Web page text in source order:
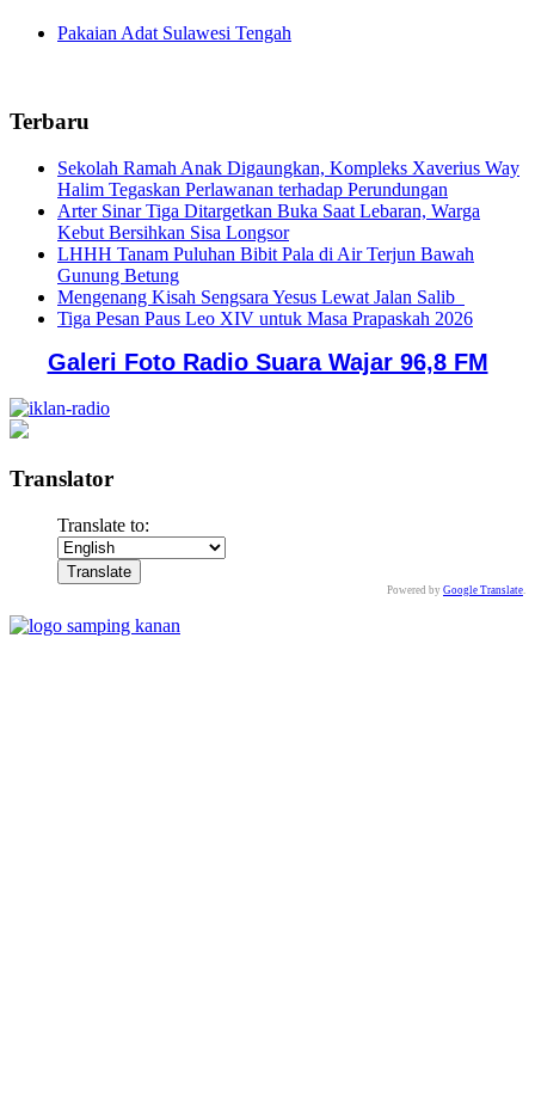
Pakaian Adat Sulawesi Tengah
Terbaru
Sekolah Ramah Anak Digaungkan, Kompleks Xaverius Way
Halim Tegaskan Perlawanan terhadap Perundungan
Arter Sinar Tiga Ditargetkan Buka Saat Lebaran, Warga
Kebut Bersihkan Sisa Longsor
LHHH Tanam Puluhan Bibit Pala di Air Terjun Bawah
Gunung Betung
Mengenang Kisah Sengsara Yesus Lewat Jalan Salib
Tiga Pesan Paus Leo XIV untuk Masa Prapaskah 2026
Galeri Foto Radio Suara Wajar 96,8 FM
Translator
Translate to:
Powered by Google Translate